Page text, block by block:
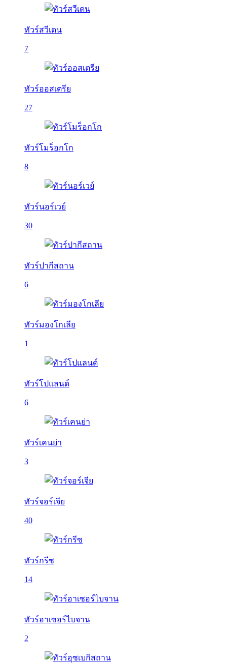
ทัวร์สวีเดน
7
ทัวร์ออสเตรีย
27
ทัวร์โมร็อกโก
8
ทัวร์นอร์เวย์
30
ทัวร์ปากีสถาน
6
ทัวร์มองโกเลีย
1
ทัวร์โปแลนด์
6
ทัวร์เคนย่า
3
ทัวร์จอร์เจีย
40
ทัวร์กรีซ
14
ทัวร์อาเซอร์ไบจาน
2